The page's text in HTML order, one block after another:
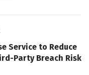
Service to Reduce
Party Breach Risk